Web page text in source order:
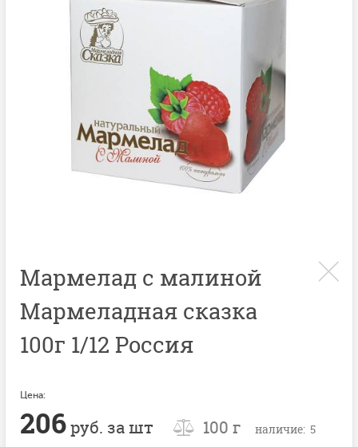
Мармелад с малиной
Мармеладная сказка
100г 1/12 Россия
Цена:
206руб. за шт 100 г наличие: 5